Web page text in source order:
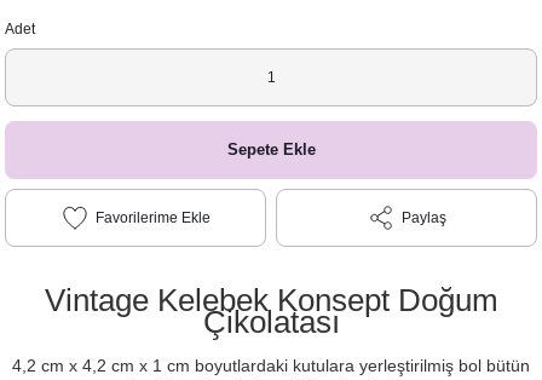
Adet
Sepete Ekle
Paylaş
Vintage Kelebek Konsept Doğum
Çikolatası
4,2 cm x 4,2 cm x 1 cm boyutlardaki kutulara yerleştirilmiş bol bütün